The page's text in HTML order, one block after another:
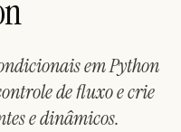
em Python
de fluxo e crie
e dinâmicos.